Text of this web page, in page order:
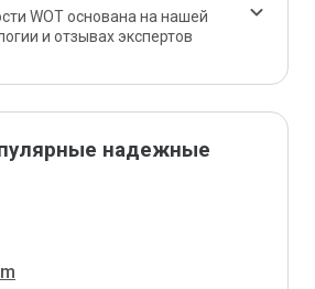
WOT основана на нашей
и отзывах экспертов
надежные